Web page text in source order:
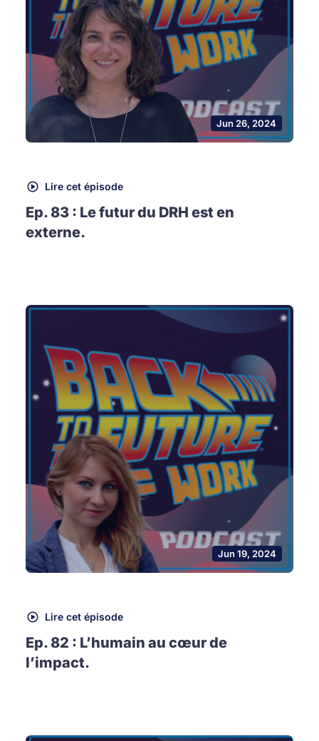
Jun 26, 2024
Lire cet épisode
Ep. 83 : Le futur du DRH est en
externe.
Jun 19, 2024
Lire cet épisode
Ep. 82 : L’humain au cœur de
l’impact.